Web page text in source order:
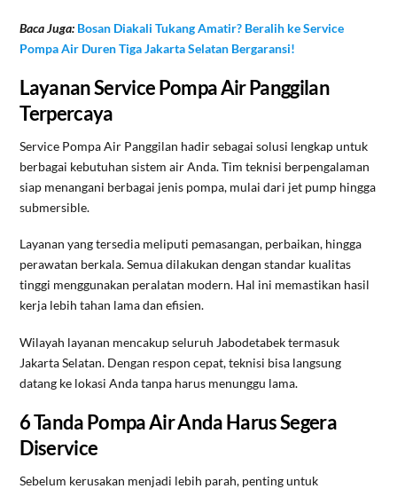
Baca Juga: Bosan Diakali Tukang Amatir? Beralih ke Service
Pompa Air Duren Tiga Jakarta Selatan Bergaransi!
Layanan Service Pompa Air Panggilan
Terpercaya
Service Pompa Air Panggilan hadir sebagai solusi lengkap untuk
berbagai kebutuhan sistem air Anda. Tim teknisi berpengalaman
siap menangani berbagai jenis pompa, mulai dari jet pump hingga
submersible.
Layanan yang tersedia meliputi pemasangan, perbaikan, hingga
perawatan berkala. Semua dilakukan dengan standar kualitas
tinggi menggunakan peralatan modern. Hal ini memastikan hasil
kerja lebih tahan lama dan efisien.
Wilayah layanan mencakup seluruh Jabodetabek termasuk
Jakarta Selatan. Dengan respon cepat, teknisi bisa langsung
datang ke lokasi Anda tanpa harus menunggu lama.
6 Tanda Pompa Air Anda Harus Segera
Diservice
Sebelum kerusakan menjadi lebih parah, penting untuk